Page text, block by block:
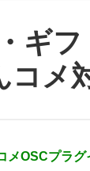
ギフ
メ
メOSCプラグ